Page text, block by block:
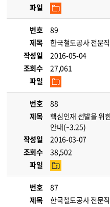
파일
번호
89
제목
한국철도공사 전문
작성일
2016-05-04
조회수
27,061
파일
번호
88
제목
핵심인재 선발을 위
안내(~3.25)
작성일
2016-03-07
조회수
38,502
파일
번호
87
제목
한국철도공사 전문